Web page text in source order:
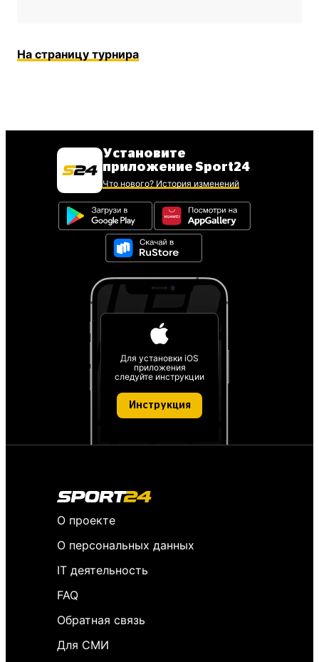
На страницу турнира
Установите
приложение Sport24
Что нового? История изменений
Для установки iOS
приложения
следуйте инструкции
Инструкция
О проекте
О персональных данных
IT деятельность
FAQ
Обратная связь
Для СМИ